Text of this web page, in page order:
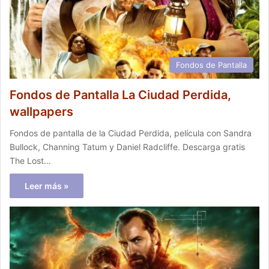
Fondos de Pantalla
Fondos de Pantalla La Ciudad Perdida,
wallpapers
Fondos de pantalla de la Ciudad Perdida, película con Sandra
Bullock, Channing Tatum y Daniel Radcliffe. Descarga gratis
The Lost…
Leer más »